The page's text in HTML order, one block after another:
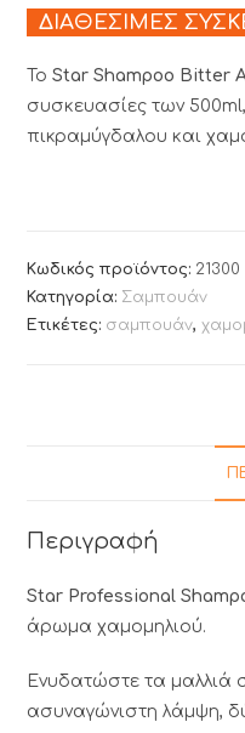
ΔΙΑΘΕΣΙΜΕΣ
ΤοStar Shampoo Bitter
συσκευασίες των
πικραμύγδαλου και
Κωδικός προϊόντος: 21300
Κατηγορία: Σαμπουάν
Ετικέτες: σαμπουάν,
Περιγραφή
Star Professional
άρωμα χαμομηλιού.
Ενυδατώστε τα μαλλιά
ασυναγώνιστη λάμψη,